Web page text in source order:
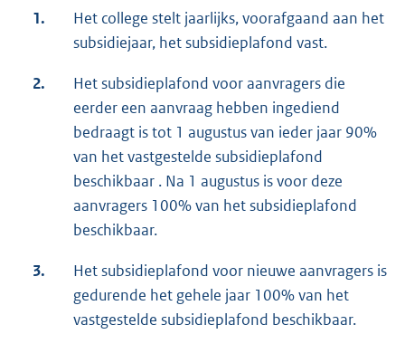
1.
Het college stelt jaarlijks, voorafgaand aan het
subsidiejaar, het subsidieplafond vast.
2.
Het subsidieplafond voor aanvragers die
eerder een aanvraag hebben ingediend
bedraagt is tot 1 augustus van ieder jaar 90%
van het vastgestelde subsidieplafond
beschikbaar . Na 1 augustus is voor deze
aanvragers 100% van het subsidieplafond
beschikbaar.
3.
Het subsidieplafond voor nieuwe aanvragers is
gedurende het gehele jaar 100% van het
vastgestelde subsidieplafond beschikbaar.